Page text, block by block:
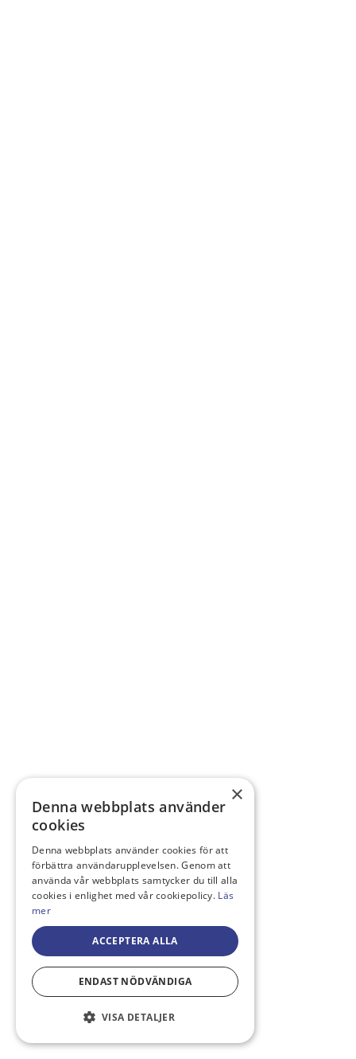
×
Denna webbplats använder
cookies
Denna webbplats använder cookies för att
förbättra användarupplevelsen. Genom att
använda vår webbplats samtycker du till alla
cookies i enlighet med vår cookiepolicy. Läs
mer
ACCEPTERA ALLA
ENDAST NÖDVÄNDIGA
VISA DETALJER